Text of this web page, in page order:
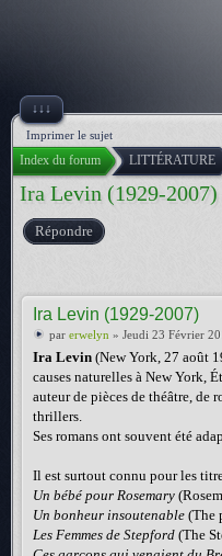
↓↓↓
Imprimer le sujet
Index du forum LITTÉRATURE
Ira Levin (1929-2007)
Répondre
Ira Levin (1929-2007)
par erwelyn » Jeudi 23 Février
Ira Levin (New York, 27 août
causes naturelles à New York,
auteur de pièces de théâtre, de
thrillers.
Ses romans ont souvent été
Il est surtout connu pour les
Un bébé pour Rosemary
Un bonheur insoutenable (The
Les Femmes de Stepford (The